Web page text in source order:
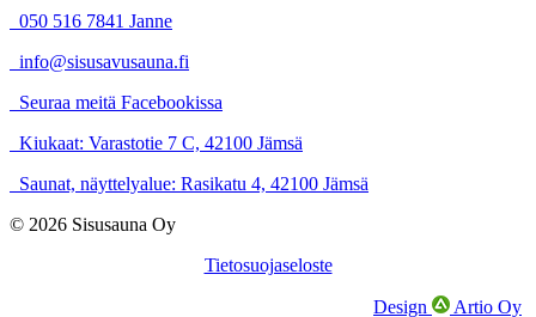
050 516 7841 Janne
info@sisusavusauna.fi
Seuraa meitä Facebookissa
Kiukaat: Varastotie 7 C, 42100 Jämsä
Saunat, näyttelyalue: Rasikatu 4, 42100 Jämsä
© 2026 Sisusauna Oy
Tietosuojaseloste
Design Artio Oy